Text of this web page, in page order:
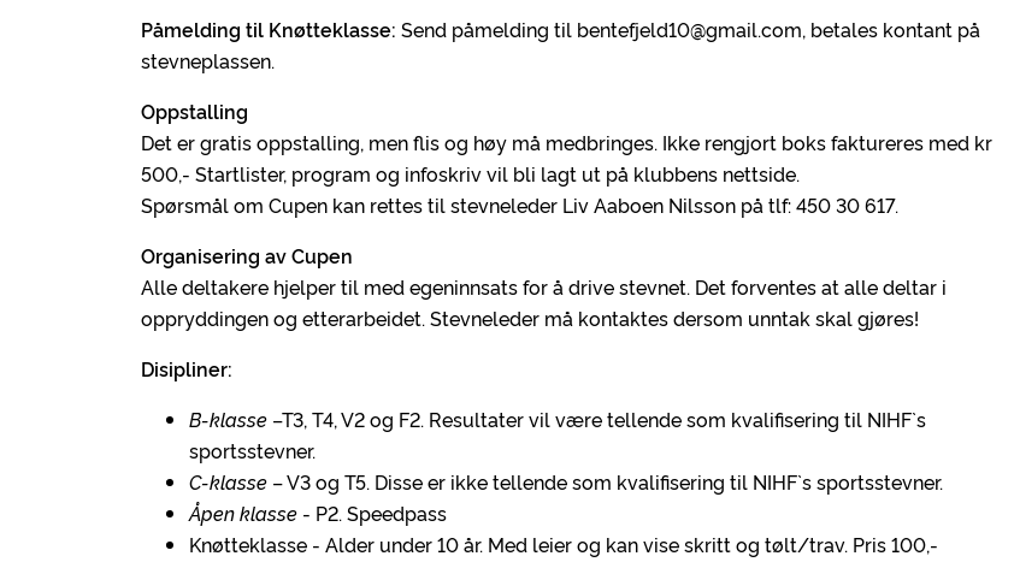
Påmelding til Knøtteklasse: Send påmelding til bentefjeld10@gmail.com, betales kontant på
stevneplassen.
Oppstalling
Det er gratis oppstalling, men flis og høy må medbringes. Ikke rengjort boks faktureres med kr
500,- Startlister, program og infoskriv vil bli lagt ut på klubbens nettside.
Spørsmål om Cupen kan rettes til stevneleder Liv Aaboen Nilsson på tlf: 450 30 617.
Organisering av Cupen
Alle deltakere hjelper til med egeninnsats for å drive stevnet. Det forventes at alle deltar i
oppryddingen og etterarbeidet. Stevneleder må kontaktes dersom unntak skal gjøres!
Disipliner:
B-klasse –T3, T4, V2 og F2. Resultater vil være tellende som kvalifisering til NIHF`s
sportsstevner.
C-klasse – V3 og T5. Disse er ikke tellende som kvalifisering til NIHF`s sportsstevner.
Åpen klasse - P2. Speedpass
Knøtteklasse - Alder under 10 år. Med leier og kan vise skritt og tølt/trav. Pris 100,-